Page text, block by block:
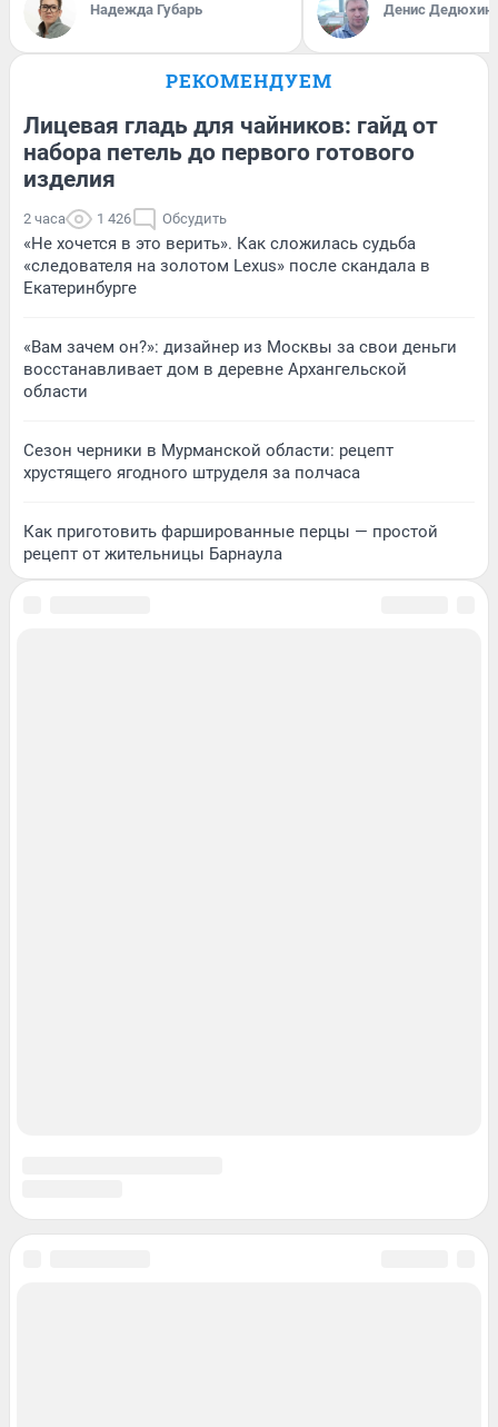
Надежда Губарь Денис Дедюхин
РЕКОМЕНДУЕМ
Лицевая гладь для чайников: гайд от
набора петель до первого готового
изделия
2 часа 1 426 Обсудить
«Не хочется в это верить». Как сложилась судьба
«следователя на золотом Lexus» после скандала в
Екатеринбурге
«Вам зачем он?»: дизайнер из Москвы за свои деньги
восстанавливает дом в деревне Архангельской
области
Сезон черники в Мурманской области: рецепт
хрустящего ягодного штруделя за полчаса
Как приготовить фаршированные перцы — простой
рецепт от жительницы Барнаула